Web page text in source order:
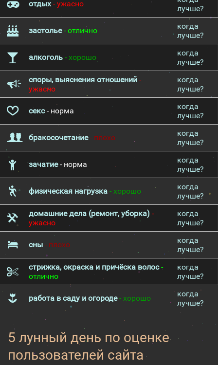
отдых- ужасно
лучше?
застолье- отлично
когда
лучше?
алкоголь- хорошо
когда
лучше?
споры, выяснения отношений -
ужасно
когда
лучше?
секс- норма
когда
лучше?
бракосочетание- плохо
когда
лучше?
зачатие- норма
когда
лучше?
физическая нагрузка - хорошо
когда
лучше?
домашние дела (ремонт, уборка) -
ужасно
когда
лучше?
сны - плохо
когда
лучше?
стрижка, окраска и причёска волос-
отлично
когда
лучше?
работа в саду и огороде- хорошо
когда
лучше?
5 лунный день по оценке
пользователей сайта